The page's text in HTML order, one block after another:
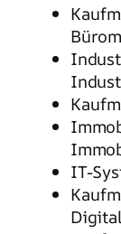
IT-